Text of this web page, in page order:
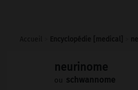
neurinome
ou schwannome